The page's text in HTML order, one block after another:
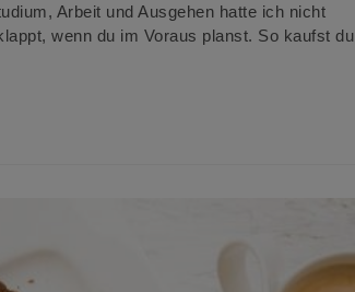
Arbeit und Ausgehen hatte ich nicht
wenn du im Voraus planst. So kaufst du